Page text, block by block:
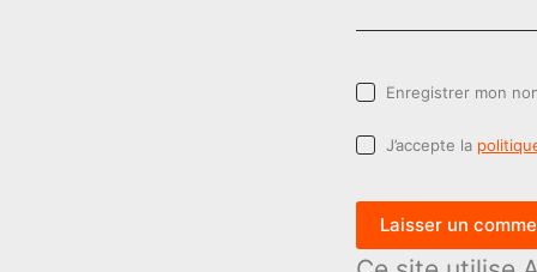
Enregistrer mon
J’accepte la
Laisser un